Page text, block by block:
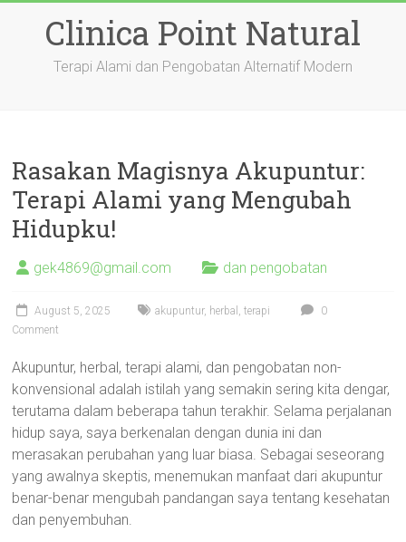
contentClinica Point Natural
Terapi Alami dan Pengobatan Alternatif Modern
Rasakan Magisnya Akupuntur:
Terapi Alami yang Mengubah
Hidupku!
gek4869@gmail.com dan pengobatan
August 5, 2025 akupuntur, herbal ,terapi
0
Comment
Akupuntur, herbal, terapi alami, dan pengobatan non-
konvensional adalah istilah yang semakin sering kita dengar,
terutama dalam beberapa tahun terakhir. Selama perjalanan
hidup saya, saya berkenalan dengan dunia ini dan
merasakan perubahan yang luar biasa. Sebagai seseorang
yang awalnya skeptis, menemukan manfaat dari akupuntur
benar-benar mengubah pandangan saya tentang kesehatan
dan penyembuhan.